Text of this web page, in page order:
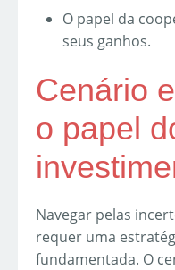
O papel da
seus ganhos.
Cenário
o papel
Navegar pelas
requer uma
fundamentada. O